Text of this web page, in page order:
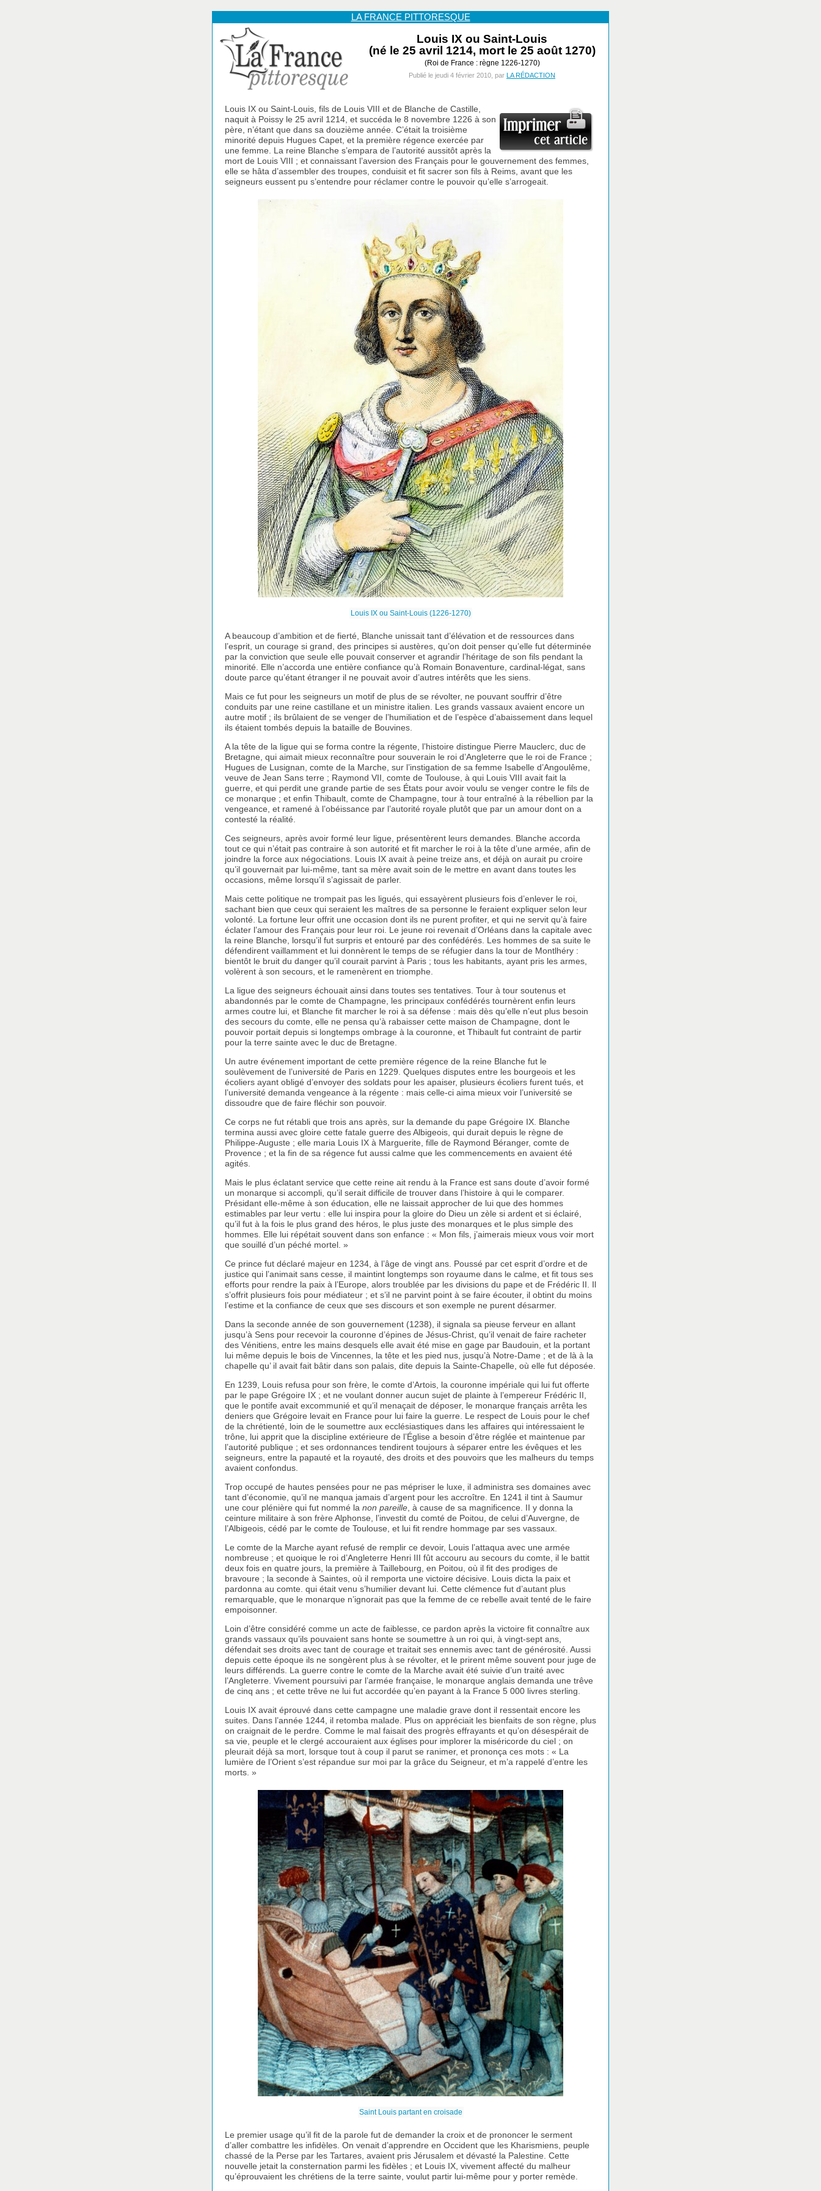
LA FRANCE PITTORESQUE
Louis IX ou Saint-Louis
(né le 25 avril 1214, mort le 25 août 1270)
(Roi de France : règne 1226-1270)
Publié le jeudi 4 février 2010, par LA RÉDACTION
Louis IX ou Saint-Louis, fils de Louis VIII et de Blanche de Castille,
naquit à Poissy le 25 avril 1214, et succéda le 8 novembre 1226 à son
père, n’étant que dans sa douzième année. C’était la troisième
minorité depuis Hugues Capet, et la première régence exercée par
une femme. La reine Blanche s’empara de l’autorité aussitôt après la
mort de Louis VIII ; et connaissant l’aversion des Français pour le gouvernement des femmes,
elle se hâta d’assembler des troupes, conduisit et fit sacrer son fils à Reims, avant que les
seigneurs eussent pu s’entendre pour réclamer contre le pouvoir qu’elle s’arrogeait.
Louis IX ou Saint-Louis (1226-1270)
A beaucoup d’ambition et de fierté, Blanche unissait tant d’élévation et de ressources dans
l’esprit, un courage si grand, des principes si austères, qu’on doit penser qu’elle fut déterminée
par la conviction que seule elle pouvait conserver et agrandir l’héritage de son fils pendant la
minorité. Elle n’accorda une entière confiance qu’à Romain Bonaventure, cardinal-légat, sans
doute parce qu’étant étranger il ne pouvait avoir d’autres intérêts que les siens.
Mais ce fut pour les seigneurs un motif de plus de se révolter, ne pouvant souffrir d’être
conduits par une reine castillane et un ministre italien. Les grands vassaux avaient encore un
autre motif ; ils brûlaient de se venger de l’humiliation et de l’espèce d’abaissement dans lequel
ils étaient tombés depuis la bataille de Bouvines.
A la tête de la ligue qui se forma contre la régente, l’histoire distingue Pierre Mauclerc, duc de
Bretagne, qui aimait mieux reconnaître pour souverain le roi d’Angleterre que le roi de France ;
Hugues de Lusignan, comte de la Marche, sur l’instigation de sa femme Isabelle d’Angoulême,
veuve de Jean Sans terre ; Raymond VII, comte de Toulouse, à qui Louis VIII avait fait la
guerre, et qui perdit une grande partie de ses États pour avoir voulu se venger contre le fils de
ce monarque ; et enfin Thibault, comte de Champagne, tour à tour entraîné à la rébellion par la
vengeance, et ramené à l’obéissance par l’autorité royale plutôt que par un amour dont on a
contesté la réalité.
Ces seigneurs, après avoir formé leur ligue, présentèrent leurs demandes. Blanche accorda
tout ce qui n’était pas contraire à son autorité et fit marcher le roi à la tête d’une armée, afin de
joindre la force aux négociations. Louis IX avait à peine treize ans, et déjà on aurait pu croire
qu’il gouvernait par lui-même, tant sa mère avait soin de le mettre en avant dans toutes les
occasions, même lorsqu’il s’agissait de parler.
Mais cette politique ne trompait pas les ligués, qui essayèrent plusieurs fois d’enlever le roi,
sachant bien que ceux qui seraient les maîtres de sa personne le feraient expliquer selon leur
volonté. La fortune leur offrit une occasion dont ils ne purent profiter, et qui ne servit qu’à faire
éclater l’amour des Français pour leur roi. Le jeune roi revenait d’Orléans dans la capitale avec
la reine Blanche, lorsqu’il fut surpris et entouré par des confédérés. Les hommes de sa suite le
défendirent vaillamment et lui donnèrent le temps de se réfugier dans la tour de Montlhéry :
bientôt le bruit du danger qu’il courait parvint à Paris ; tous les habitants, ayant pris les armes,
volèrent à son secours, et le ramenèrent en triomphe.
La ligue des seigneurs échouait ainsi dans toutes ses tentatives. Tour à tour soutenus et
abandonnés par le comte de Champagne, les principaux confédérés tournèrent enfin leurs
armes coutre lui, et Blanche fit marcher le roi à sa défense : mais dès qu’elle n’eut plus besoin
des secours du comte, elle ne pensa qu’à rabaisser cette maison de Champagne, dont le
pouvoir portait depuis si longtemps ombrage à la couronne, et Thibault fut contraint de partir
pour la terre sainte avec le duc de Bretagne.
Un autre événement important de cette première régence de la reine Blanche fut le
soulèvement de l’université de Paris en 1229. Quelques disputes entre les bourgeois et les
écoliers ayant obligé d’envoyer des soldats pour les apaiser, plusieurs écoliers furent tués, et
l’université demanda vengeance à la régente : mais celle-ci aima mieux voir l’université se
dissoudre que de faire fléchir son pouvoir.
Ce corps ne fut rétabli que trois ans après, sur la demande du pape Grégoire IX. Blanche
termina aussi avec gloire cette fatale guerre des Albigeois, qui durait depuis le règne de
Philippe-Auguste ; elle maria Louis IX à Marguerite, fille de Raymond Béranger, comte de
Provence ; et la fin de sa régence fut aussi calme que les commencements en avaient été
agités.
Mais le plus éclatant service que cette reine ait rendu à la France est sans doute d’avoir formé
un monarque si accompli, qu’il serait difficile de trouver dans l’histoire à qui le comparer.
Présidant elle-même à son éducation, elle ne laissait approcher de lui que des hommes
estimables par leur vertu : elle lui inspira pour la gloire do Dieu un zèle si ardent et si éclairé,
qu’il fut à la fois le plus grand des héros, le plus juste des monarques et le plus simple des
hommes. Elle lui répétait souvent dans son enfance : « Mon fils, j’aimerais mieux vous voir mort
que souillé d’un péché mortel. »
Ce prince fut déclaré majeur en 1234, à l’âge de vingt ans. Poussé par cet esprit d’ordre et de
justice qui l’animait sans cesse, il maintint longtemps son royaume dans le calme, et fit tous ses
efforts pour rendre la paix à l’Europe, alors troublée par les divisions du pape et de Frédéric II. Il
s’offrit plusieurs fois pour médiateur ; et s’il ne parvint point à se faire écouter, il obtint du moins
l’estime et la confiance de ceux que ses discours et son exemple ne purent désarmer.
Dans la seconde année de son gouvernement (1238), il signala sa pieuse ferveur en allant
jusqu’à Sens pour recevoir la couronne d’épines de Jésus-Christ, qu’il venait de faire racheter
des Vénitiens, entre les mains desquels elle avait été mise en gage par Baudouin, et la portant
lui même depuis le bois de Vincennes, la tête et les pied nus, jusqu’à Notre-Dame ; et de là à la
chapelle qu’ il avait fait bâtir dans son palais, dite depuis la Sainte-Chapelle, où elle fut déposée.
En 1239, Louis refusa pour son frère, le comte d’Artois, la couronne impériale qui lui fut offerte
par le pape Grégoire IX ; et ne voulant donner aucun sujet de plainte à l’empereur Frédéric II,
que le pontife avait excommunié et qu’il menaçait de déposer, le monarque français arrêta les
deniers que Grégoire levait en France pour lui faire la guerre. Le respect de Louis pour le chef
de la chrétienté, loin de le soumettre aux ecclésiastiques dans les affaires qui intéressaient le
trône, lui apprit que la discipline extérieure de l’Église a besoin d’être réglée et maintenue par
l’autorité publique ; et ses ordonnances tendirent toujours à séparer entre les évêques et les
seigneurs, entre la papauté et la royauté, des droits et des pouvoirs que les malheurs du temps
avaient confondus.
Trop occupé de hautes pensées pour ne pas mépriser le luxe, il administra ses domaines avec
tant d’économie, qu’il ne manqua jamais d’argent pour les accroître. En 1241 il tint à Saumur
une cour plénière qui fut nommé la non pareille , à cause de sa magnificence. II y donna la
ceinture militaire à son frère Alphonse, l’investit du comté de Poitou, de celui d’Auvergne, de
l’Albigeois, cédé par le comte de Toulouse, et lui fit rendre hommage par ses vassaux.
Le comte de la Marche ayant refusé de remplir ce devoir, Louis l’attaqua avec une armée
nombreuse ; et quoique le roi d’Angleterre Henri III fût accouru au secours du comte, il le battit
deux fois en quatre jours, la première à Taillebourg, en Poitou, où il fit des prodiges de
bravoure ; la seconde à Saintes, où il remporta une victoire décisive. Louis dicta la paix et
pardonna au comte. qui était venu s’humilier devant lui. Cette clémence fut d’autant plus
remarquable, que le monarque n’ignorait pas que la femme de ce rebelle avait tenté de le faire
empoisonner.
Loin d’être considéré comme un acte de faiblesse, ce pardon après la victoire fit connaître aux
grands vassaux qu’ils pouvaient sans honte se soumettre à un roi qui, à vingt-sept ans,
défendait ses droits avec tant de courage et traitait ses ennemis avec tant de générosité. Aussi
depuis cette époque ils ne songèrent plus à se révolter, et le prirent même souvent pour juge de
leurs différends. La guerre contre le comte de la Marche avait été suivie d’un traité avec
l’Angleterre. Vivement poursuivi par l’armée française, le monarque anglais demanda une trêve
de cinq ans ; et cette trêve ne lui fut accordée qu’en payant à la France 5 000 livres sterling.
Louis IX avait éprouvé dans cette campagne une maladie grave dont il ressentait encore les
suites. Dans l’année 1244, il retomba malade. Plus on appréciait les bienfaits de son règne, plus
on craignait de le perdre. Comme le mal faisait des progrès effrayants et qu’on désespérait de
sa vie, peuple et le clergé accouraient aux églises pour implorer la miséricorde du ciel ; on
pleurait déjà sa mort, lorsque tout à coup il parut se ranimer, et prononça ces mots : « La
lumière de l’Orient s’est répandue sur moi par la grâce du Seigneur, et m’a rappelé d’entre les
morts. »
Saint Louis partant en croisade
Le premier usage qu’il fit de la parole fut de demander la croix et de prononcer le serment
d’aller combattre les infidèles. On venait d’apprendre en Occident que les Kharismiens, peuple
chassé de la Perse par les Tartares, avaient pris Jérusalem et dévasté la Palestine. Cette
nouvelle jetait la consternation parmi les fidèles ; et Louis IX, vivement affecté du malheur
qu’éprouvaient les chrétiens de la terre sainte, voulut partir lui-même pour y porter remède.